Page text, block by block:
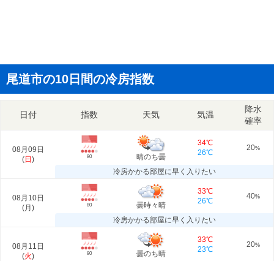
尾道市の10日間の冷房指数
日付 指数 天気 気温
降水
確率
08月09日
(日 ) 80 晴のち曇
34℃
26℃
20%
冷房かかる部屋に早く入りたい
08月10日
(月 ) 80 曇時々晴
33℃
26℃
40%
冷房かかる部屋に早く入りたい
08月11日
(火) 80 曇のち晴
33℃
23℃
20%